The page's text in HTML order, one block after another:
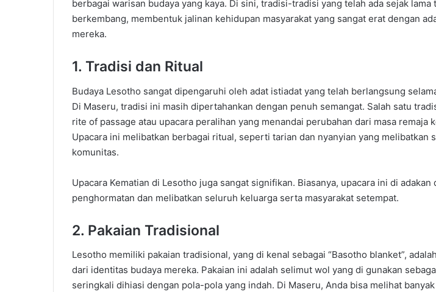
berbagai warisan budaya yang kaya. Di sini, tradisi-tradisi yang telah ada sejak lama
berkembang, membentuk jalinan kehidupan masyarakat yang sangat erat dengan
mereka.
1. Tradisi dan Ritual
Budaya Lesotho sangat dipengaruhi oleh adat istiadat yang telah berlangsung
Di Maseru, tradisi ini masih dipertahankan dengan penuh semangat. Salah satu
rite of passage atau upacara peralihan yang menandai perubahan dari masa remaja
Upacara ini melibatkan berbagai ritual, seperti tarian dan nyanyian yang melibatkan
komunitas.
Upacara Kematian di Lesotho juga sangat signifikan. Biasanya, upacara ini di adakan
penghormatan dan melibatkan seluruh keluarga serta masyarakat setempat.
2. Pakaian Tradisional
Lesotho memiliki pakaian tradisional, yang di kenal sebagai “Basotho blanket”,
dari identitas budaya mereka. Pakaian ini adalah selimut wol yang di gunakan
seringkali dihiasi dengan pola-pola yang indah. Di Maseru, Anda bisa melihat